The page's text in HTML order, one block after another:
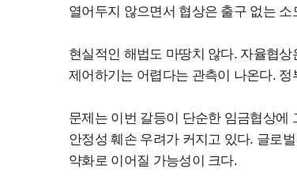
열어두지 않으면서 협상은 출구 없는
현실적인 해법도 마땅치 않다. 자율협
제어하기는 어렵다는 관측이 나온다.
문제는 이번 갈등이 단순한 임금협상에
안정성 훼손 우려가 커지고 있다. 글로
약화로 이어질 가능성이 크다.